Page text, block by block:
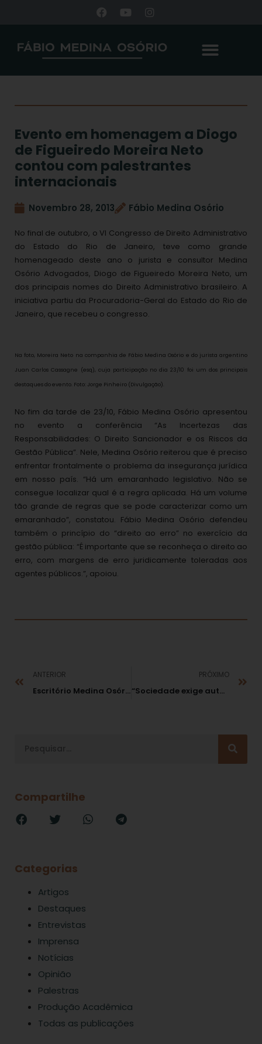
Evento em homenagem a Diogo
de Figueiredo Moreira Neto
contou com palestrantes
internacionais
Novembro 28, 2013 Fábio Medina Osório
No final de outubro, o VI Congresso de Direito Administrativo
do Estado do Rio de Janeiro, teve como grande
homenageado deste ano o jurista e consultor Medina
Osório Advogados, Diogo de Figueiredo Moreira Neto, um
dos principais nomes do Direito Administrativo brasileiro. A
iniciativa partiu da Procuradoria-Geral do Estado do Rio de
Janeiro, que recebeu o congresso.
Na foto, Moreira Neto na companhia de Fábio Medina Osório e do jurista argentino
Juan Carlos Cassagne (esq), cuja participação no dia 23/10 foi um dos principais
destaques do evento. Foto: Jorge Pinheiro (Divulgação).
No fim da tarde de 23/10, Fábio Medina Osório apresentou
no evento a conferência “As Incertezas das
Responsabilidades: O Direito Sancionador e os Riscos da
Gestão Pública”. Nele, Medina Osório reiterou que é preciso
enfrentar frontalmente o problema da insegurança jurídica
em nosso país. “Há um emaranhado legislativo. Não se
consegue localizar qual é a regra aplicada. Há um volume
tão grande de regras que se pode caracterizar como um
emaranhado”, constatou. Fábio Medina Osório defendeu
também o princípio do “direito ao erro” no exercício da
gestão pública: “É importante que se reconheça o direito ao
erro, com margens de erro juridicamente toleradas aos
agentes públicos.”, apoiou.
ANTERIOR
Escritório Medina Osório Advogados é destaque nos principais anuários jurídicos brasileiros
PRÓXIMO
“Sociedade exige autoridades preparadas para combater a má gestão pública”, aponta Fábio Medina Osório em Recife (PE) durante evento da ESMAFE
Compartilhe
Categorias
Artigos
Destaques
Entrevistas
Imprensa
Notícias
Opinião
Palestras
Produção Acadêmica
Todas as publicações